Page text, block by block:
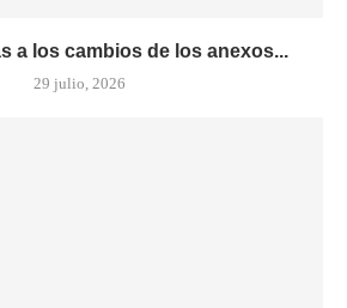
a los cambios de los anexos...
29 julio, 2026